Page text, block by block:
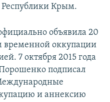
Крым.
объявила 20
временной оккупации
7 октября 2015 года
подписал
и аннексию